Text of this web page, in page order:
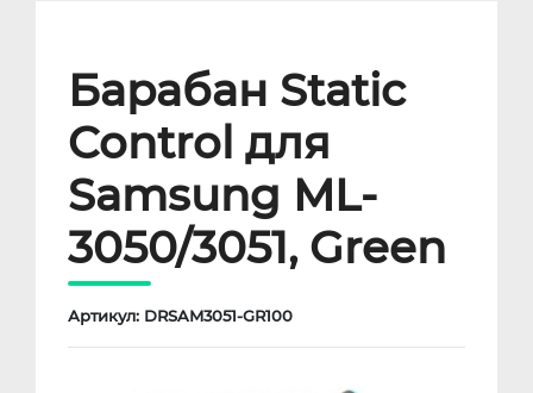
Барабан Static
Control для
Samsung ML-
3050/3051, Green
Артикул: DRSAM3051-GR100